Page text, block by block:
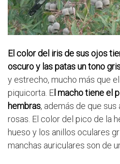
El color del iris de sus ojos
oscuro y las patas un tono
y estrecho, mucho más que
piquicorta. E l macho tiene el
hembras, además de que
rosas. El color del pico de la
hueso y los anillos oculares
manchas auriculares son de